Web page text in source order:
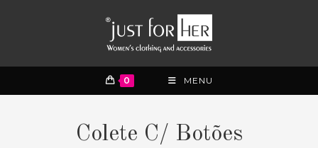
0 MENU
Colete C/ Botões